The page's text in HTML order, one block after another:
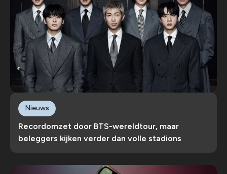
Recordomzet door BTS-wereldtour, maar
beleggers kijken verder dan volle stadions
Nieuws